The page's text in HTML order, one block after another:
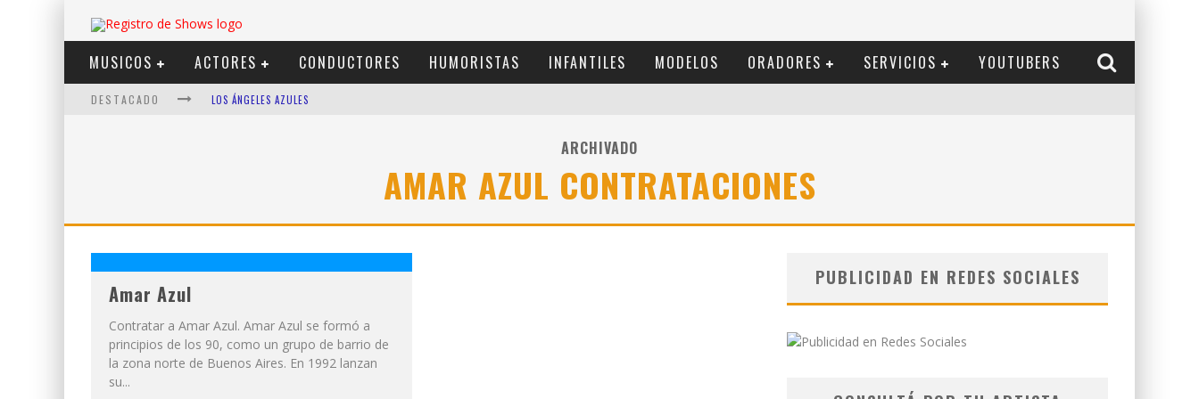
MUSICOS ACTORES CONDUCTORES HUMORISTAS INFANTILES MODELOS ORADORES SERVICIOS YOUTUBERS
DESTACADO LOS ÁNGELES AZULES
DUKI
ARCHIVADO
AMAR AZUL CONTRATACIONES
Amar Azul
Contratar a Amar Azul. Amar Azul se formó a
principios de los 90, como un grupo de barrio de
la zona norte de Buenos Aires. En 1992 lanzan
su...
PUBLICIDAD EN REDES SOCIALES